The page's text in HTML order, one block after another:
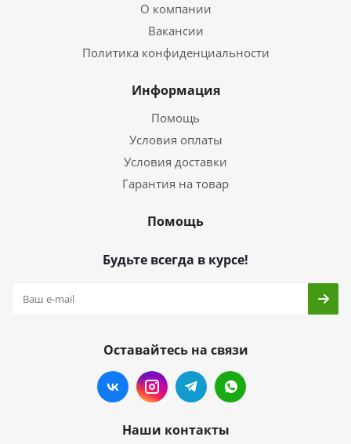
О компании
Вакансии
Политика конфиденциальности
Информация
Помощь
Условия оплаты
Условия доставки
Гарантия на товар
Помощь
Будьте всегда в курсе!
Оставайтесь на связи
Наши контакты